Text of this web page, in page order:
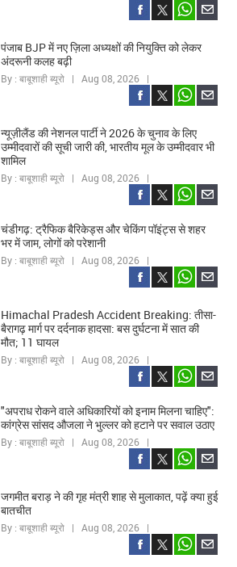
पंजाब BJP में नए ज़िला अध्यक्षों की नियुक्ति को लेकर
अंदरूनी कलह बढ़ी
By : बाबूशाही ब्यूरो | Aug 08, 2026 |
न्यूज़ीलैंड की नेशनल पार्टी ने 2026 के चुनाव के लिए
उम्मीदवारों की सूची जारी की, भारतीय मूल के उम्मीदवार भी
शामिल
By : बाबूशाही ब्यूरो | Aug 08, 2026 |
चंडीगढ़: ट्रैफिक बैरिकेड्स और चेकिंग पॉइंट्स से शहर
भर में जाम, लोगों को परेशानी
By : बाबूशाही ब्यूरो | Aug 08, 2026 |
Himachal Pradesh Accident Breaking: तीसा-
बैरागढ़ मार्ग पर दर्दनाक हादसा: बस दुर्घटना में सात की
मौत; 11 घायल
By : बाबूशाही ब्यूरो | Aug 08, 2026 |
"अपराध रोकने वाले अधिकारियों को इनाम मिलना चाहिए":
कांग्रेस सांसद औजला ने भुल्लर को हटाने पर सवाल उठाए
By : बाबूशाही ब्यूरो | Aug 08, 2026 |
जगमीत बराड़ ने की गृह मंत्री शाह से मुलाकात, पढ़ें क्या हुई
बातचीत
By : बाबूशाही ब्यूरो | Aug 08, 2026 |